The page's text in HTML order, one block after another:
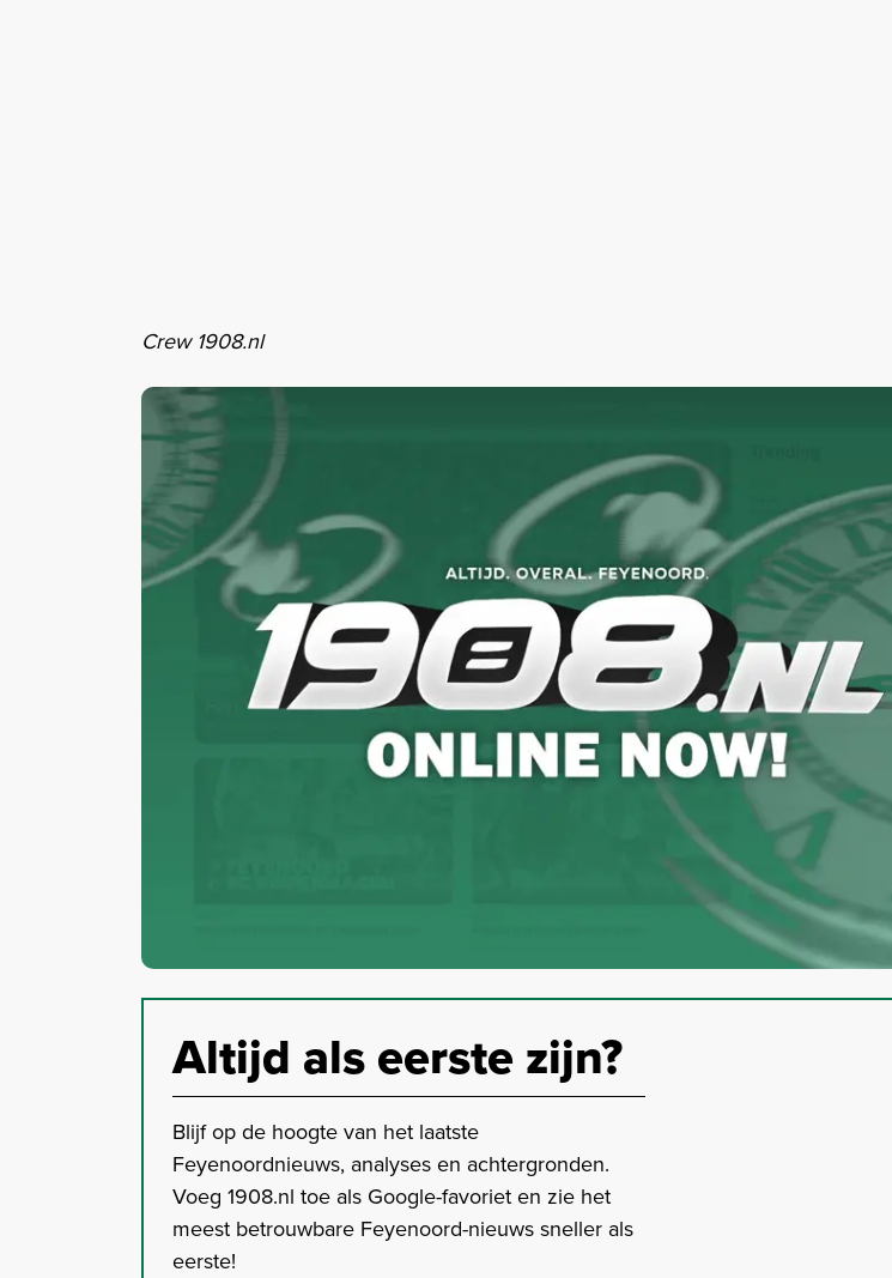
Crew 1908.nl
Altijd als eerste zijn?
Blijf op de hoogte van het laatste
Feyenoordnieuws, analyses en achtergronden.
Voeg 1908.nl toe als Google-favoriet en zie het
meest betrouwbare Feyenoord-nieuws sneller als
eerste!